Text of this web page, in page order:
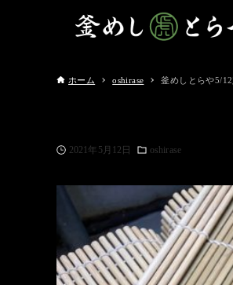
ホーム oshirase 釜めしとらや5/
2021年5月12日 oshirase